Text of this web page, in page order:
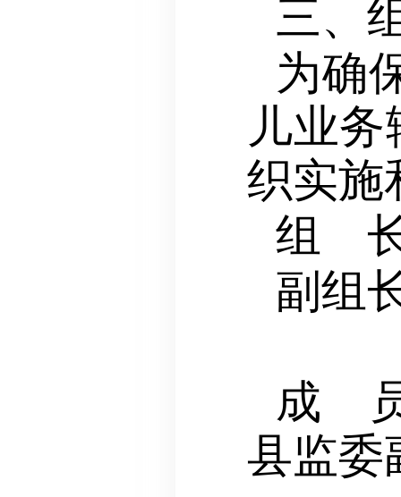
三、
为确
儿业
织实施
组
副组
成
县监委